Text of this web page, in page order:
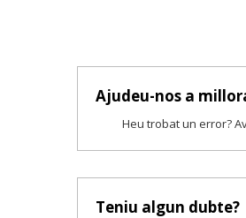
Ajudeu-nos a
Heu trobat un error?
Teniu algun dubte?